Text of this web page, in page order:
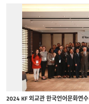
2024 KF 외교관 한국언어문화연수